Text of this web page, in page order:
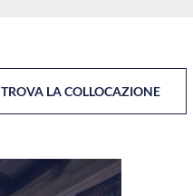
TROVA LA COLLOCAZIONE